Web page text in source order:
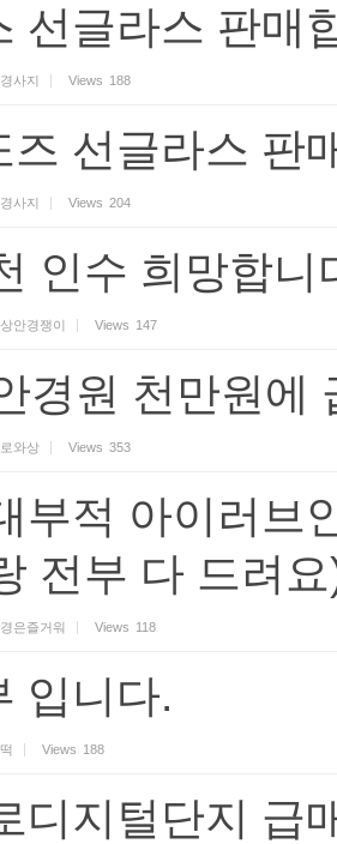
선글라스 판매
사지 Views 188
즈 선글라스 판
사지 Views 204
인수 희망합
안경쟁이 Views 147
경원 천만원에
와상 Views 353
부적 아이러브
전부 다 드려
은즐거워 Views 118
입니다.
Views 188
디지털단지 급